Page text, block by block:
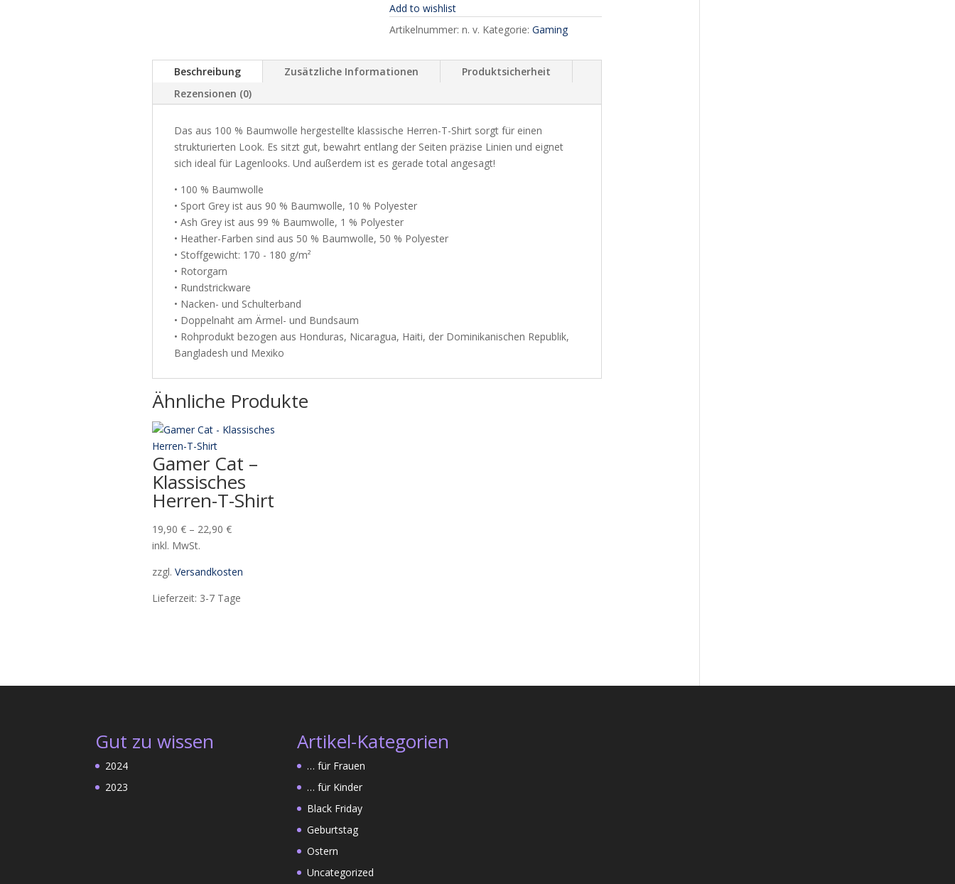
Add to wishlist
Artikelnummer: n. v. Kategorie: Gaming
Beschreibung Zusätzliche Informationen
Produktsicherheit
Rezensionen (0)
Das aus 100 % Baumwolle hergestellte klassische Herren-T-Shirt sorgt für einen
strukturierten Look. Es sitzt gut, bewahrt entlang der Seiten präzise Linien und eignet
sich ideal für Lagenlooks. Und außerdem ist es gerade total angesagt!
• 100 % Baumwolle
• Sport Grey ist aus 90 % Baumwolle, 10 % Polyester
• Ash Grey ist aus 99 % Baumwolle, 1 % Polyester
• Heather-Farben sind aus 50 % Baumwolle, 50 % Polyester
• Stoffgewicht: 170 - 180 g/m²
• Rotorgarn
• Rundstrickware
• Nacken- und Schulterband
• Doppelnaht am Ärmel- und Bundsaum
• Rohprodukt bezogen aus Honduras, Nicaragua, Haiti, der Dominikanischen Republik,
Bangladesh und Mexiko
Ähnliche Produkte
Gamer Cat –
Klassisches
Herren-T-Shirt
19,90 €– 22,90 €
inkl. MwSt.
zzgl. Versandkosten
Lieferzeit: 3-7 Tage
Gut zu wissen
2024
2023
Artikel-Kategorien
… für Frauen
… für Kinder
Black Friday
Geburtstag
Ostern
Uncategorized